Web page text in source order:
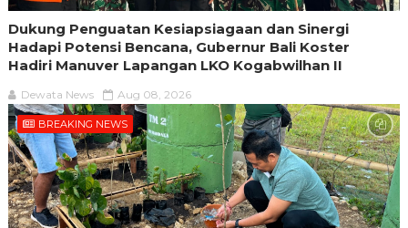
Dukung Penguatan Kesiapsiagaan dan Sinergi
Hadapi Potensi Bencana, Gubernur Bali Koster
Hadiri Manuver Lapangan LKO Kogabwilhan II
Dewata News Aug 08, 2026
BREAKING NEWS